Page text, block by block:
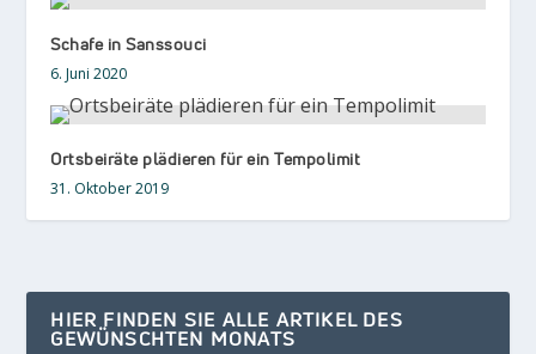
Schafe in Sanssouci
6. Juni 2020
Ortsbeiräte plädieren für ein Tempolimit
31. Oktober 2019
HIER FINDEN SIE ALLE ARTIKEL DES
GEWÜNSCHTEN MONATS